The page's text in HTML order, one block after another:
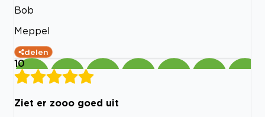
Bob
Meppel
delen
10
Ziet er zooo goed uit